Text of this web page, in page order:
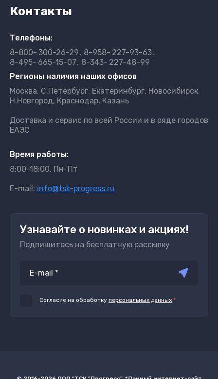
Контакты
Телефоны:
8-800- 300-26-29 8-958- 227-93-63
8-495- 665-15-07 8-343- 227-48-99
Регионы наличия наших офисов
Москва, С.Петербург, Екатеринбург, Новосибирск,
Н.Новгород, Краснодар, Казань
Доставка и сервис по всей России и в ряде городов
ЕАЭС
Время работы:
8:00-18:00, Пн-Пт
E-mail: info@tsk-progress.ru
Узнавайте о новинках и акциях!
Подпишитесь на бесплатную рассылку
Согласие на обработку персональных данных *